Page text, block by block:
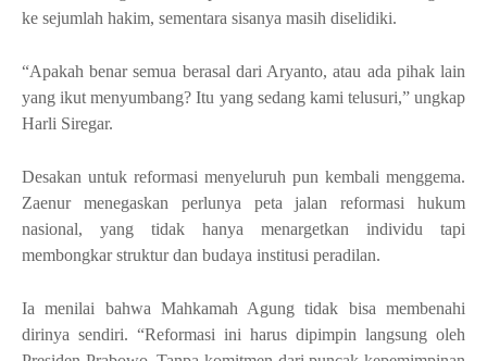
ke sejumlah hakim, sementara sisanya masih diselidiki.
“Apakah benar semua berasal dari Aryanto, atau ada pihak lain
yang ikut menyumbang? Itu yang sedang kami telusuri,” ungkap
Harli Siregar.
Desakan untuk reformasi menyeluruh pun kembali menggema.
Zaenur menegaskan perlunya peta jalan reformasi hukum
nasional, yang tidak hanya menargetkan individu tapi
membongkar struktur dan budaya institusi peradilan.
Ia menilai bahwa Mahkamah Agung tidak bisa membenahi
dirinya sendiri. “Reformasi ini harus dipimpin langsung oleh